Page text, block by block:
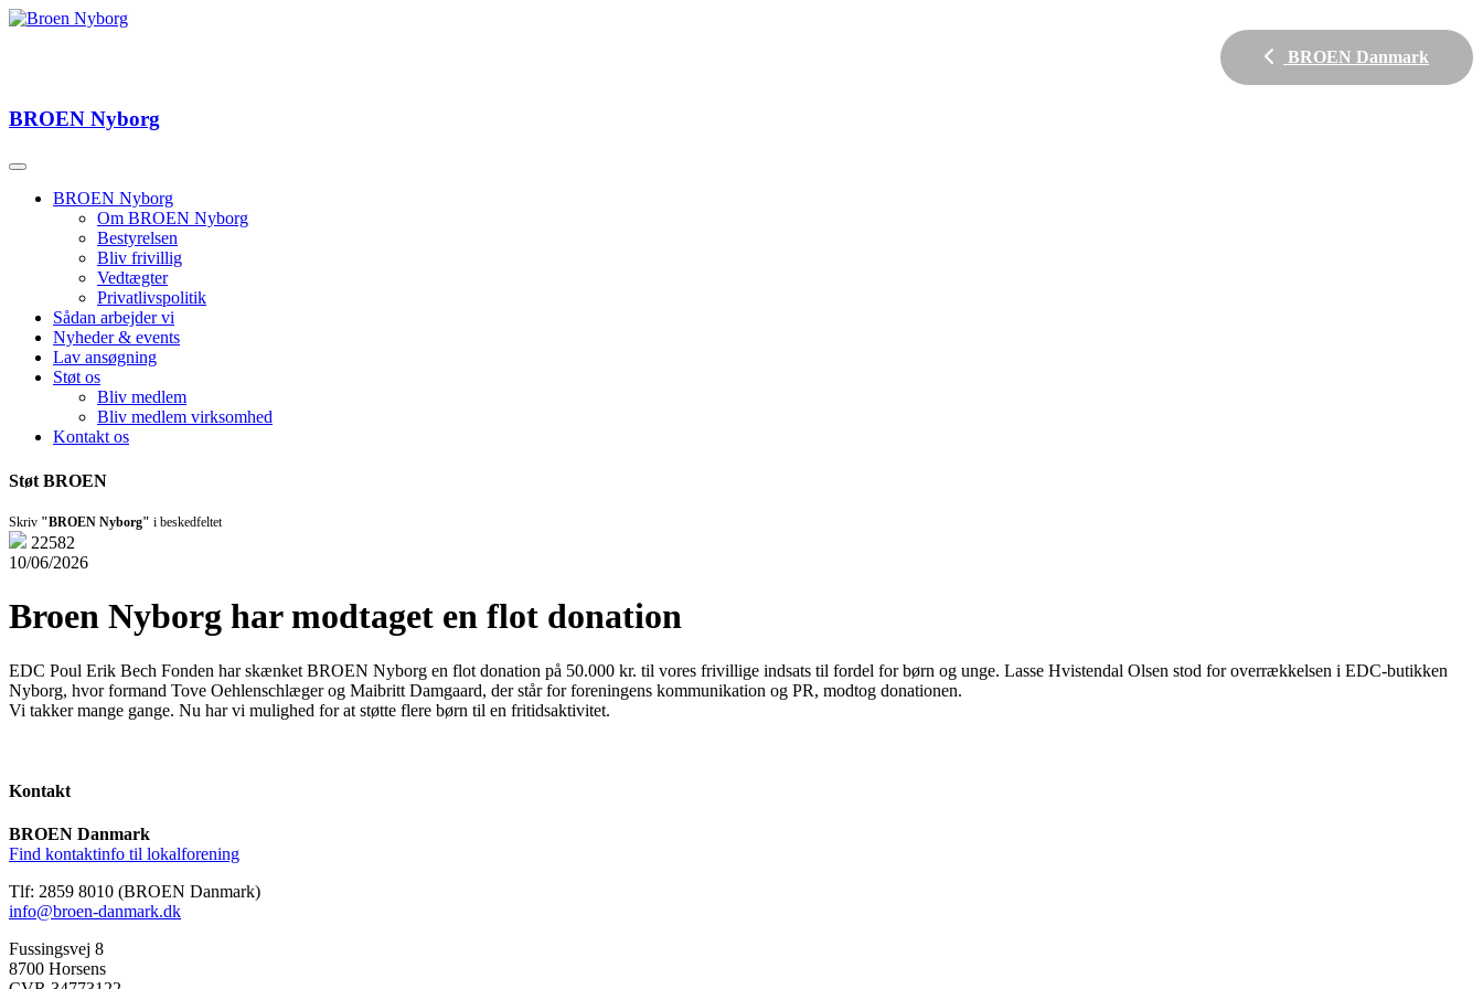
BROEN Danmark
BROEN Nyborg
BROEN Nyborg
Om BROEN Nyborg
Bestyrelsen
Bliv frivillig
Vedtægter
Privatlivspolitik
Sådan arbejder vi
Nyheder & events
Lav ansøgning
Støt os
Bliv medlem
Bliv medlem virksomhed
Kontakt os
Støt BROEN
Skriv "BROEN Nyborg" i beskedfeltet
22582
10/06/2026
Broen Nyborg har modtaget en flot donation
EDC Poul Erik Bech Fonden har skænket BROEN Nyborg en flot donation på 50.000 kr. til vores frivillige indsats til fordel for børn og unge. Lasse Hvistendal Olsen stod for overrækkelsen i EDC-butikken
Nyborg, hvor formand Tove Oehlenschlæger og Maibritt Damgaard, der står for foreningens kommunikation og PR, modtog donationen.
Vi takker mange gange. Nu har vi mulighed for at støtte flere børn til en fritidsaktivitet.
Kontakt
BROEN Danmark
Find kontaktinfo til lokalforening
Tlf: 2859 8010 (BROEN Danmark)
info@broen-danmark.dk
Fussingsvej 8
8700 Horsens